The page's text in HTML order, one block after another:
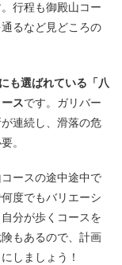
行程も御殿山コー
るなど見どころの
も選ばれている「八
スです。ガリバー
連続し、滑落の危
。
ースの途中途中で
度でもバリエーシ
分が歩くコースを
もあるので、計画
しましょう！